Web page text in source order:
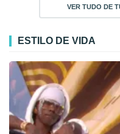
VER TUDO DE
ESTILO DE VIDA